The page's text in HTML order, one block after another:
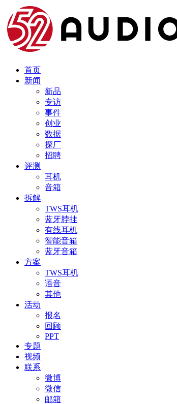
首页
新闻
新品
专访
事件
创业
数据
探厂
招聘
评测
耳机
音箱
拆解
TWS耳机
蓝牙脖挂
有线耳机
智能音箱
蓝牙音箱
方案
TWS耳机
语音
其他
活动
报名
回顾
PPT
专题
视频
联系
微博
微信
邮箱